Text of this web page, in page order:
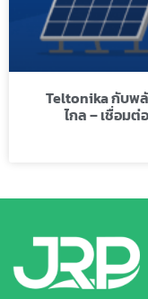
Teltonika กับพ
ไกล – เชื่อม